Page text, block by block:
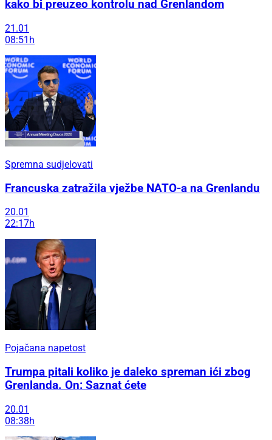
kako bi preuzeo kontrolu nad Grenlandom
21.01
08:51h
Spremna sudjelovati
Francuska zatražila vježbe NATO-a na Grenlandu
20.01
22:17h
Pojačana napetost
Trumpa pitali koliko je daleko spreman ići zbog
Grenlanda. On: Saznat ćete
20.01
08:38h